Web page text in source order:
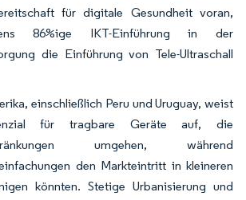
für digitale Gesundheit voran,
86%ige IKT-Einführung in der
die Einführung von Tele-Ultraschall
einschließlich Peru und Uruguay, weist
für tragbare Geräte auf, die
umgehen, während
den Markteintritt in kleineren
könnten. Stetige Urbanisierung und